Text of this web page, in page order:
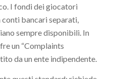
I fondi dei giocatori
conti bancari separati,
sempre disponibili. In
un “Complaints
da un ente indipendente.